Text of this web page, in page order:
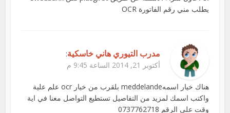
يطلب مني رقم الفاتورة OCR
مدرب التيوري هاني خاسكية:
أكتوبر 21, 2014 الساعة 9:45 م
هناك خيار اسمهmeddelande بلقرب من خيار ocr علم علية
واكتب اسمك لمزيد من التفاصيل تستطيع التواصل معنا في اية
وقت على الرقم 0737762718